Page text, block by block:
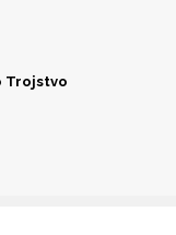
Trojstvo